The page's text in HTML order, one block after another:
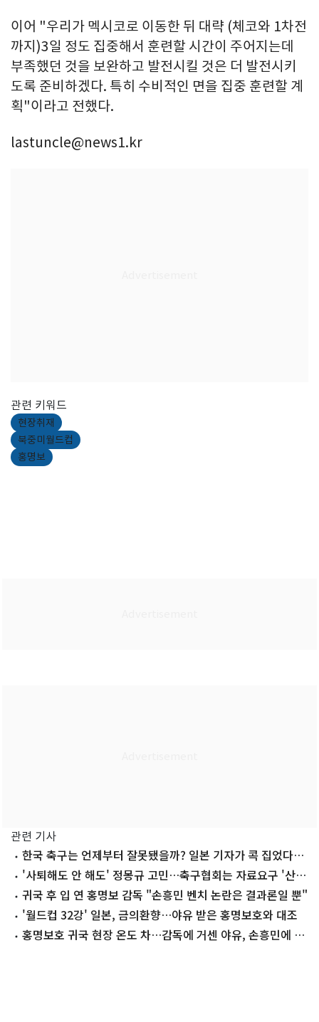
이어 "우리가 멕시코로 이동한 뒤 대략 (체코와 1차전
까지)3일 정도 집중해서 훈련할 시간이 주어지는데
부족했던 것을 보완하고 발전시킬 것은 더 발전시키
도록 준비하겠다. 특히 수비적인 면을 집중 훈련할 계
획"이라고 전했다.
lastuncle@news1.kr
관련 키워드
현장취재
북중미월드컵
홍명보
관련 기사
한국 축구는 언제부터 잘못됐을까? 일본 기자가 콕 집었다
'이 사람'
'사퇴해도 안 해도' 정몽규 고민…축구협회는 자료요구 '산더
미'귀국 후 입 연 홍명보 감독 "손흥민 벤치 논란은 결과론일 뿐"
'월드컵 32강' 일본, 금의환향…야유 받은 홍명보호와 대조
홍명보호 귀국 현장 온도 차…감독에 거센 야유, 손흥민에 따